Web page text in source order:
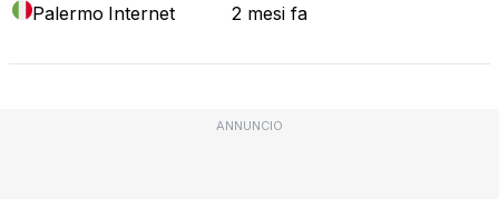
Palermo Internet 2 mesi fa
ANNUNCIO